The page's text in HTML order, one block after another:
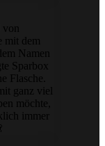
von
mit dem
Namen
Sparbox
Flasche.
ganz viel
möchte,
immer